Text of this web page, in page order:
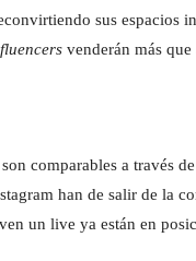
sus espacios
venderán más
comparables a través
han de salir de la
un live ya están en